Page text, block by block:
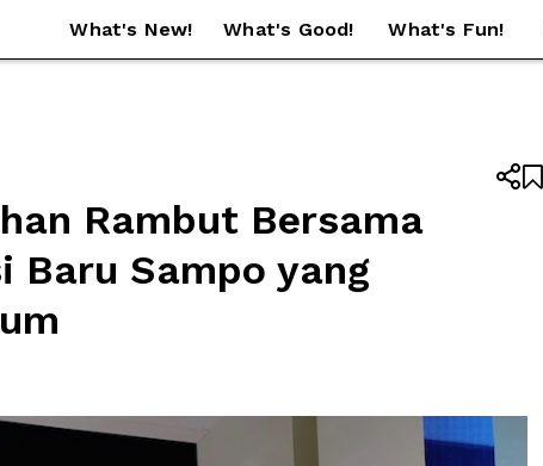
What's New! What's Good! What's Fun!
Rambut Bersama
Baru Sampo yang

